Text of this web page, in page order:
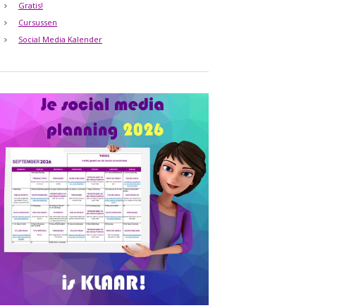
Gratis!
Cursussen
Social Media Kalender